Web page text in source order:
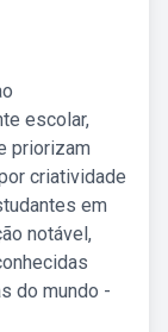
escolar,
priorizam
criatividade
em
notável,
do mundo -